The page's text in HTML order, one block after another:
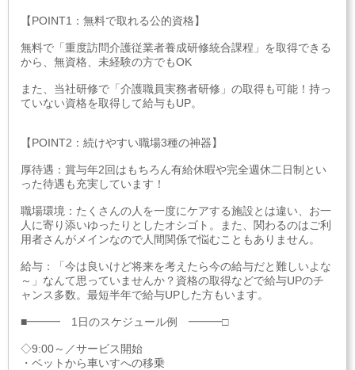
【POINT1：無料で取れる公的資格】
無料で「重度訪問介護従業者養成研修統合課程」を取得できる
から、無資格、未経験の方でもOK
また、当社研修で「介護職員実務者研修」の取得も可能！持っ
ていない資格を取得して給与もUP。
【POINT2：続けやすい職場3種の神器】
厚待遇：賞与年2回はもちろん有給休暇や完全週休二日制とい
った待遇も充実しています！
職場環境：たくさんの人を一度にケアする施設とは違い、お一
人に寄り添いゆったりとしたオシゴト。また、関わるのはご利
用者さんがメインなので人間関係で悩むこともありません。
給与：「今は良いけど将来を考えたら今の給与だと難しいよな
～」なんて思っていませんか？資格の取得などで給与UPのチ
ャンス多数。最短半年で給与UPした方もいます。
■━━━ 1日のスケジュール例 ━━━□
◇9:00～／サービス開始
・ベットから車いすへの移乗